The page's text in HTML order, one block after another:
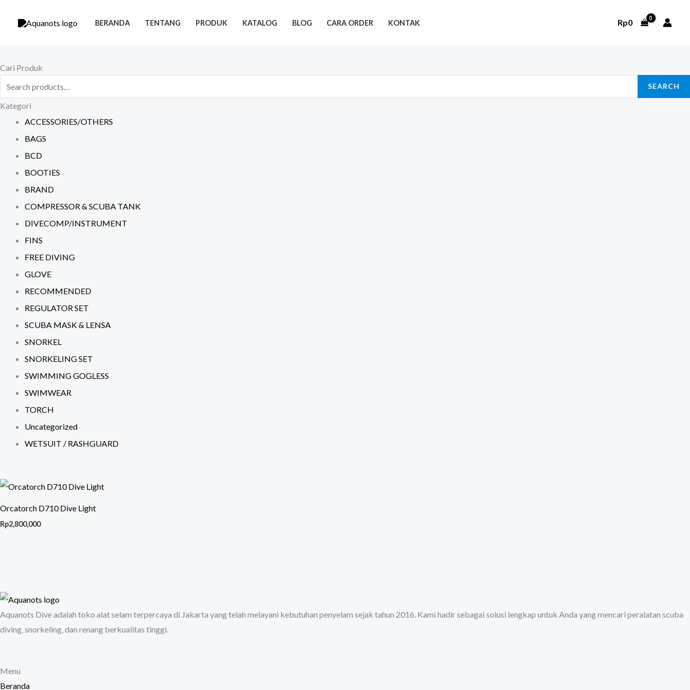
BERANDA TENTANG PRODUK KATALOG BLOG CARA ORDER KONTAK Rp0
Cari Produk
Search
SEARCH
Kategori
ACCESSORIES/OTHERS
BAGS
BCD
BOOTIES
BRAND
COMPRESSOR & SCUBA TANK
DIVECOMP/INSTRUMENT
FINS
FREE DIVING
GLOVE
RECOMMENDED
REGULATOR SET
SCUBA MASK & LENSA
SNORKEL
SNORKELING SET
SWIMMING GOGLESS
SWIMWEAR
TORCH
Uncategorized
WETSUIT / RASHGUARD
Orcatorch D710 Dive Light
Rp2,800,000
Aquanots Dive adalah toko alat selam terpercaya di Jakarta yang telah melayani kebutuhan penyelam sejak tahun 2016. Kami hadir sebagai solusi lengkap untuk Anda yang mencari peralatan scuba
diving, snorkeling, dan renang berkualitas tinggi.
Menu
Beranda